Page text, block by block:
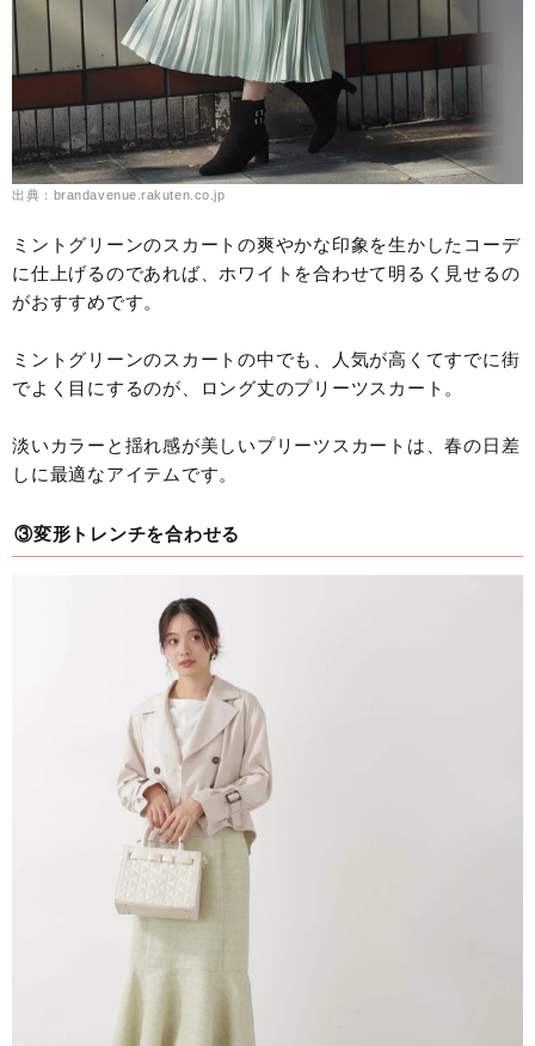
出典：brandavenue.rakuten.co.jp
ミントグリーンのスカートの爽やかな印象を生かしたコーデ
に仕上げるのであれば、ホワイトを合わせて明るく見せるの
がおすすめです。
ミントグリーンのスカートの中でも、人気が高くてすでに街
でよく目にするのが、ロング丈のプリーツスカート。
淡いカラーと揺れ感が美しいプリーツスカートは、春の日差
しに最適なアイテムです。
③変形トレンチを合わせる